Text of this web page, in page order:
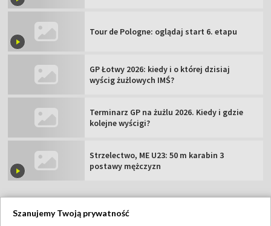
Tour de Pologne: oglądaj start 6. etapu
GP Łotwy 2026: kiedy i o której dzisiaj
wyścig żużlowych IMŚ?
Terminarz GP na żużlu 2026. Kiedy i gdzie
kolejne wyścigi?
Strzelectwo, ME U23: 50 m karabin 3
postawy mężczyzn
Szanujemy Twoją prywatność